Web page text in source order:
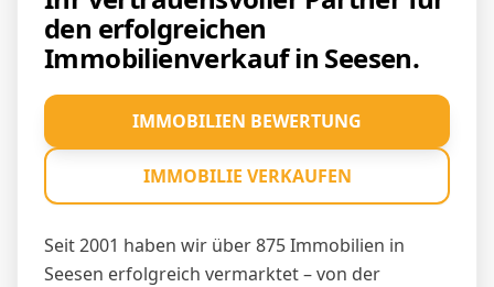
den erfolgreichen
Immobilienverkauf in Seesen.
Seit 2001 haben wir über 875 Immobilien in
Seesen erfolgreich vermarktet – von der
IMMOBILIEN BEWERTUNG
IMMOBILIE VERKAUFEN